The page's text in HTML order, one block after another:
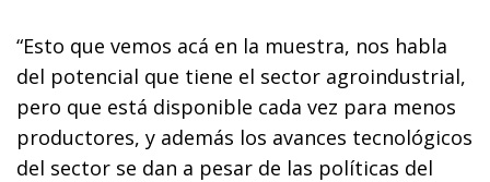
“Esto que vemos acá en la muestra, nos habla
del potencial que tiene el sector agroindustrial,
pero que está disponible cada vez para menos
productores, y además los avances tecnológicos
del sector se dan a pesar de las políticas del